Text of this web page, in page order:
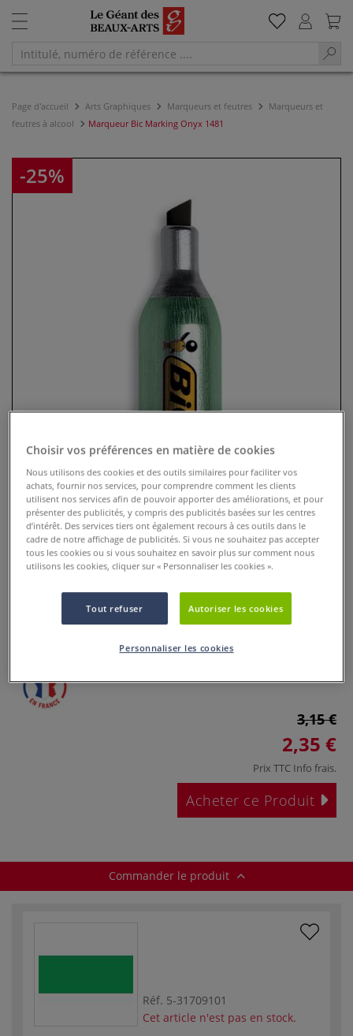
Page d'accueil Arts Graphiques Marqueurs et feutres
Marqueurs et
feutres à alcool
Marqueur Bic Marking Onyx 1481
-25%
Marqueur Bic Marking Onyx 1481
Le Marqueur Bic Marking Onyx 1481 s’utilise sur la plupart
des surfaces : papier, carton, verre, plastique, métal.
3,15 €
2,35 €
Prix TTC Info frais.
Acheter ce Produit
Commander le produit
Réf. 5-31709101
Cet article n'est pas en stock.
Choisir vos préférences en matière de cookies
Nous utilisons des cookies et des outils similaires pour faciliter vos
achats, fournir nos services, pour comprendre comment les clients
utilisent nos services afin de pouvoir apporter des améliorations, et pour
présenter des publicités, y compris des publicités basées sur les centres
d’intérêt. Des services tiers ont également recours à ces outils dans le
cadre de notre affichage de publicités. Si vous ne souhaitez pas accepter
tous les cookies ou si vous souhaitez en savoir plus sur comment nous
utilisons les cookies, cliquer sur « Personnaliser les cookies ».
Tout refuser Autoriser les cookies
Personnaliser les cookies